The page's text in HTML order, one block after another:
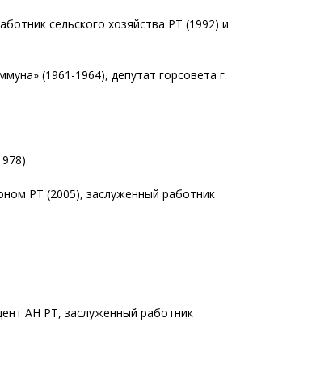
сельского хозяйства РТ (1992) и
(1961-1964), депутат горсовета г.
РТ (2005), заслуженный работник
АН РТ, заслуженный работник